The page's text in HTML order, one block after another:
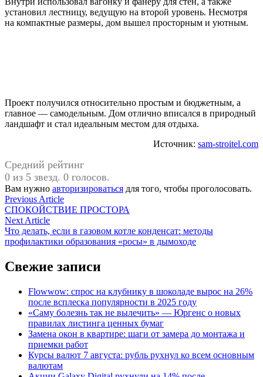
установил лестницу, ведущую на второй уровень. Несмотря
на компактные размеры, дом вышел просторным и уютным.
Проект получился относительно простым и бюджетным, а
главное — самодельным. Дом отлично вписался в природный
ландшафт и стал идеальным местом для отдыха.
Источник: sam-stroitel.com
Средний рейтинг
0 из 5 звезд. 0 голосов.
Вам нужно авторизироваться для того, чтобы проголосовать.
Навигация
по
записям
Previous ArticlePrevious
article:
СПОКОЙСТВИЕ ПРОСТОРА
Next ArticleNext
article:
Что делать, если в газовом котле конденсат: методы
профилактики образования «росы» в дымоходе
Свежие записи
Flowwow: спрос на клубнику в шоколаде вырос на 26%
после всплеска популярности в 2025 году
«Саму болезнь так не вылечить» — Юргенс о новых
правилах листинга ценных бумаг
Замена окон в квартире: шаги от замера до монтажа и
приемки работ
Курсы валют 7 августа: рубль рухнул ко всем основным
валютам